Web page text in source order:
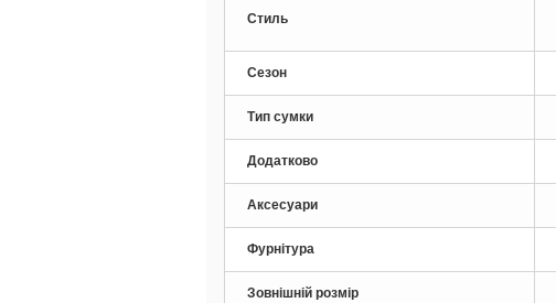
Стиль
Сезон
Тип сумки
Додатково
Аксесуари
Фурнітура
Зовнішній розмір